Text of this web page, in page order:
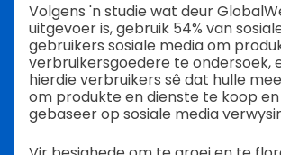
Volgens 'n studie wat deur
uitgevoer is, gebruik 54% van
gebruikers sosiale media om
verbruikersgoedere te ondersoek,
hierdie verbruikers sê dat hulle
om produkte en dienste te koop
gebaseer op sosiale media